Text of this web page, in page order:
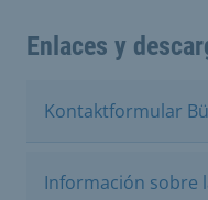
Enlaces y
Kontaktformular
Información sobre